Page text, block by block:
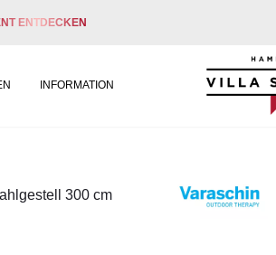
ENTDECKEN
INFORMATION
Villa
300 cm